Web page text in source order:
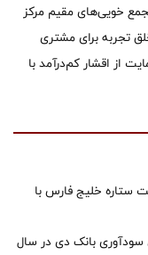
خویی‌های مقیم مرکز
تجربه برای مشتری
حمایت از اقشار کم‌درآمد با
نفت ستاره خلیج فارس با
سودآوری بانک دی در سال